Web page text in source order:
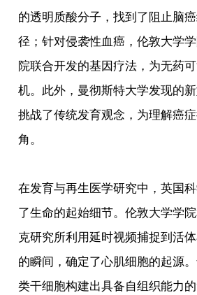
的透明质酸分子，找到了阻止脑
径；针对侵袭性血癌，伦敦大学
院联合开发的基因疗法，为无药
机。此外，曼彻斯特大学发现的
挑战了传统发育观念，为理解癌
角。
在发育与再生医学研究中，英国
了生命的起始细节。伦敦大学学
克研究所利用延时视频捕捉到活
的瞬间，确定了心肌细胞的起源
类干细胞构建出具备自组织能力